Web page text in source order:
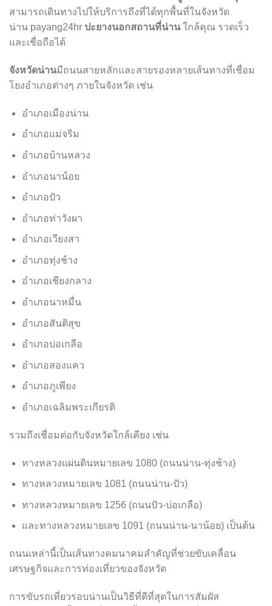
สามารถเดินทางไปให้บริการถึงที่ได้ทุกพื้นที่ในจังหวัด
น่าน payang24hr ปะยางนอกสถานที่น่าน ใกล้คุณ รวดเร็ว
และเชื่อถือได้
จังหวัดน่านมีถนนสายหลักและสายรองหลายเส้นทางที่เชื่อม
โยงอำเภอต่างๆ ภายในจังหวัด เช่น
อำเภอเมืองน่าน
อำเภอแม่จริม
อำเภอบ้านหลวง
อำเภอนาน้อย
อำเภอปัว
อำเภอท่าวังผา
อำเภอเวียงสา
อำเภอทุ่งช้าง
อำเภอเชียงกลาง
อำเภอนาหมื่น
อำเภอสันติสุข
อำเภอบ่อเกลือ
อำเภอสองแคว
อำเภอภูเพียง
อำเภอเฉลิมพระเกียรติ
รวมถึงเชื่อมต่อกับจังหวัดใกล้เคียง เช่น
ทางหลวงแผ่นดินหมายเลข 1080 (ถนนน่าน-ทุ่งช้าง)
ทางหลวงหมายเลข 1081 (ถนนน่าน-ปัว)
ทางหลวงหมายเลข 1256 (ถนนปัว-บ่อเกลือ)
และทางหลวงหมายเลข 1091 (ถนนน่าน-นาน้อย) เป็นต้น
ถนนเหล่านี้เป็นเส้นทางคมนาคมสำคัญที่ช่วยขับเคลื่อน
เศรษฐกิจและการท่องเที่ยวของจังหวัด
การขับรถเที่ยวรอบน่านเป็นวิธีที่ดีที่สุดในการสัมผัส